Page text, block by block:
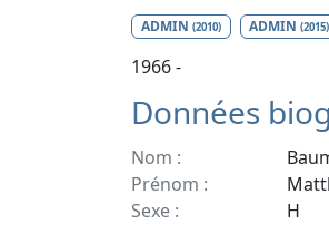
ADMIN (2010) ADMIN(2015)
1966 -
Données
Nom :
Prénom :
Sexe :
H